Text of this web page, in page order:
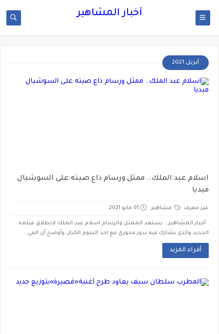
أخبار المشاهير
أبريل 2021
اسلام عبد الملك.. ممثل ورسام ذاع صيته على السوشيال
ميديا
غير معرف مشاهير 01 مايو 2021
أخبار المشاهير : يستعد الممثل والرسام اسلام عبد الملك لانطلاق فيلمه
الجديد والذي يشارك فيه بدور محوري مع احد النجوم الكبار، وأوضح أن الفي...
أقراء المزيد